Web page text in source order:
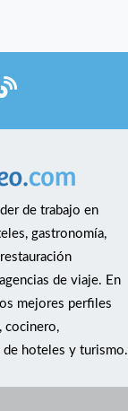
de trabajo en
gastronomía,
de viaje. En
mejores perfiles
cocinero,
de hoteles y turismo.